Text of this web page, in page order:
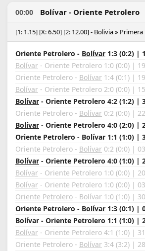
00:00 Bolívar - Oriente Petrolero
[1: 1.15] [X: 6.50] [2: 12.00] - Bolivia »
Oriente Petrolero - Bolívar 1:3 (0:2) |
Bolívar - Oriente Petrolero 1:0 (0:0) |
Oriente Petrolero - Bolívar 1:4 (0:1) |
Bolívar - Oriente Petrolero 2:0 (0:0) |
Bolívar - Oriente Petrolero 4:2 (1:2) |
Oriente Petrolero - Bolívar 0:2 (0:0) |
Bolívar - Oriente Petrolero 4:0 (2:0) |
Oriente Petrolero - Bolívar 1:1 (1:0) |
Oriente Petrolero - Bolívar 0:2 (0:0) |
Bolívar - Oriente Petrolero 4:0 (1:0) |
Bolívar - Oriente Petrolero 1:0 (0:0) |
Bolívar - Oriente Petrolero 1:0 (0:0) |
Oriente Petrolero - Bolívar 1:0 (1:0) |
Oriente Petrolero - Bolívar 1:3 (0:1) |
Bolívar - Oriente Petrolero 1:1 (1:0) |
Bolívar - Oriente Petrolero 4:1 (1:0) |
Oriente Petrolero - Bolívar 3:4 (3:2) |